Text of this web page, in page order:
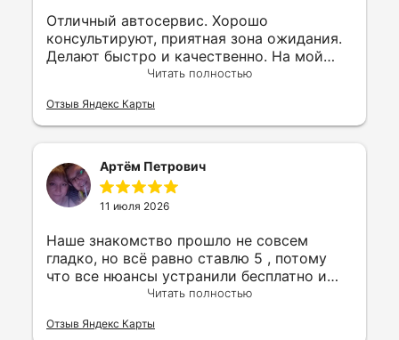
Отличный автосервис. Хорошо
консультируют, приятная зона ожидания.
Делают быстро и качественно. На мой
взгляд один из лучших автосервисов в
запчастей на авто. Рекомендую!
Читать полностью
Отзыв Яндекс Карты
Артём Петрович
11 июля 2026
Наше знакомство прошло не совсем
гладко, но всё равно ставлю 5 , потому
что все нюансы устранили бесплатно и
общались максимально вежливо.
Читать полностью
Отзыв Яндекс Карты